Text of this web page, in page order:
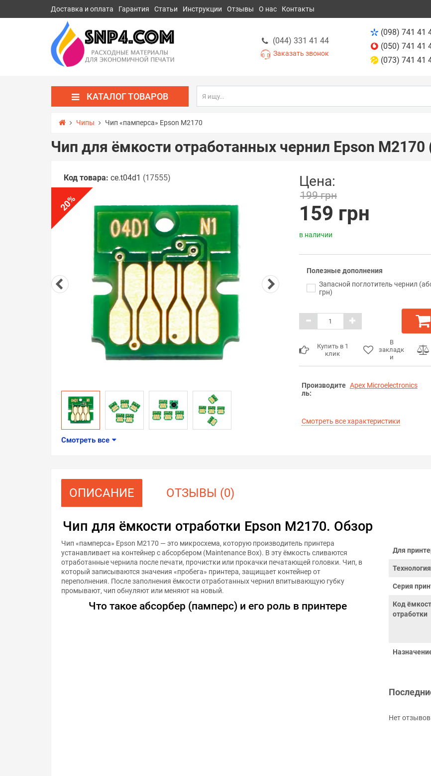
Доставка и оплата Гарантия Статьи Инструкции Отзывы О нас Контакты
(044) 331 41 44
Заказать звонок
(098) 741 41
(050) 741 41
(073) 741 41
КАТАЛОГ ТОВАРОВ
Чипы Чип «памперса» Epson M2170
Чип для ёмкости отработанных чернил Epson M2170
Код товара: ce.t04d1 (17555)
20
%
Смотреть все
Цена:
199 грн
159 грн
в наличии
Полезные дополнения
Запасной поглотитель чернил
грн)
Купить в 1
клик
В
закладк
и
Производите
ль:
Apex Microelectronics
Смотреть все характеристики
ОПИСАНИЕ ОТЗЫВЫ (0)
Чип для ёмкости отработки Epson M2170. Обзор
Чип «памперса» Epson M2170 — это микросхема, которую производитель принтера
устанавливает на контейнер с абсорбером (Maintenance Box). В эту ёмкость сливаются
отработанные чернила после печати, прочистки или прокачки печатающей головки. Чип, в
который записываются значения «пробега» принтера, защищает контейнер от
переполнения. После заполнения ёмкости отработанных чернил впитывающую губку
промывают, чип обнуляют или меняют на новый.
Что такое абсорбер (памперс) и его роль в принтере
Для
Серия
Код
отработки
Нет